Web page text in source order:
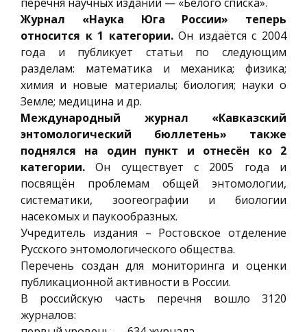
Журнал «Наука Юга России» теперь
относится к 1 категории.Он издаётся с 2004
года и публикует статьи по следующим
разделам: математика и механика; физика;
химия и новые материалы; биология; науки о
Земле; медицина и др.
Международный журнал «Кавказский
энтомологический бюллетень» также
поднялся на один пункт и отнесён ко 2
категории. Он существует с 2005 года и
посвящён проблемам общей энтомологии,
систематики, зоогеографии и биологии
насекомых и паукообразных.
Учредитель издания – Ростовское отделение
Русского энтомологического общества.
Перечень создан для мониторинга и оценки
публикационной активности в России.
В российскую часть перечня вошло 3120
журналов: